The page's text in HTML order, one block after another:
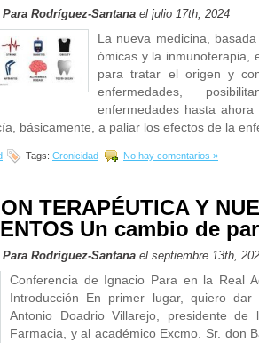
Rodríguez-Santana el julio 17th, 2024
La nueva medicina,
ómicas y la inmunoterapia,
para tratar el origen y
enfermedades,
enfermedades hasta
básicamente, a paliar los efectos de la
Tags: Cronicidad No hay comentarios »
TERAPÉUTICA Y
Un cambio de
Rodríguez-Santana el septiembre 13th,
Conferencia de Ignacio Para en la Real
Introducción En primer lugar, quiero
Antonio Doadrio Villarejo, presidente de
Farmacia, y al académico Excmo. Sr. don